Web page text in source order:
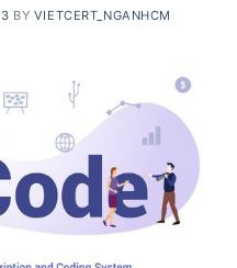
BY VIETCERT_NGANHCM